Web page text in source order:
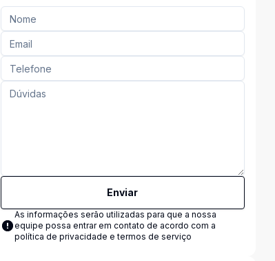
Enviar
As informações serão utilizadas para que a nossa
equipe possa entrar em contato de acordo com a
política de privacidade e termos de serviço